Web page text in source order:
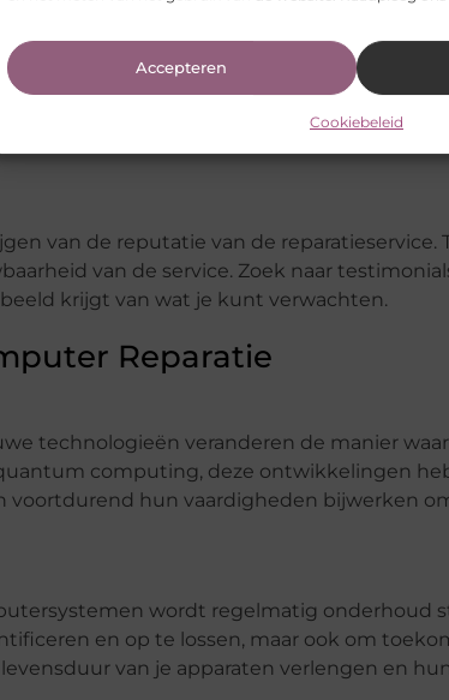
Accepteren
Cookiebeleid
Vergelijk prijzen van verschillende
kan betere resultaten en garanties
van de reputatie van de reparatieservice.
van de service. Zoek naar
krijgt van wat je kunt verwachten.
Reparatie
technologieën veranderen de manier
computing, deze ontwikkelingen
voortdurend hun vaardigheden bijwerken
wordt regelmatig onderhoud
en op te lossen, maar ook om
van je apparaten verlengen en